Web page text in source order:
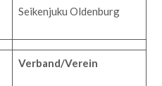
Seikenjuku Oldenburg
Verband/Verein